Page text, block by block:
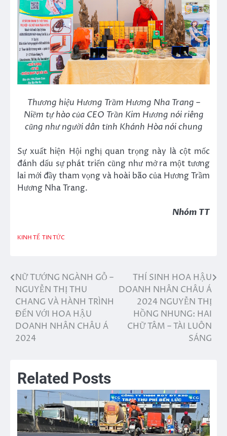
Thương hiệu Hương Trầm Hương Nha Trang –
Niềm tự hào của CEO Trần Kim Hương nói riêng
cũng như người dân tỉnh Khánh Hòa nói chung
Sự xuất hiện Hội nghị quan trọng này là cột mốc
đánh dấu sự phát triển cũng như mở ra một tương
lai mới đầy tham vọng và hoài bão của Hương Trầm
Hương Nha Trang.
Nhóm TT
KINH TẾ TIN TỨC
Điều
hướng
bài
viết
NỮ TƯỚNG NGÀNH GỖ –
NGUYỄN THỊ THU
CHANG VÀ HÀNH TRÌNH
ĐẾN VỚI HOA HẬU
DOANH NHÂN CHÂU Á
2024
THÍ SINH HOA HẬU
DOANH NHÂN CHÂU Á
2024 NGUYỄN THỊ
HỒNG NHUNG: HAI
CHỮ TÂM – TÀI LUÔN
SÁNG
Related Posts